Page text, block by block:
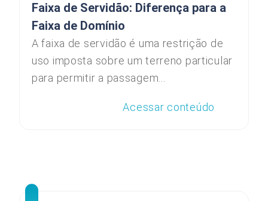
Faixa de Servidão: Diferença para a
Faixa de Domínio
A faixa de servidão é uma restrição de
uso imposta sobre um terreno particular
para permitir a passagem...
Acessar conteúdo